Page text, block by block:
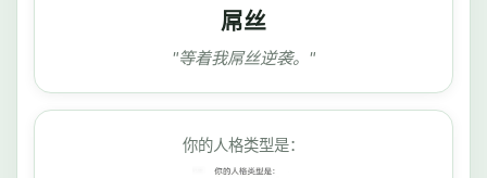
屌丝
"等着我屌丝逆袭。"
你的人格类型是：